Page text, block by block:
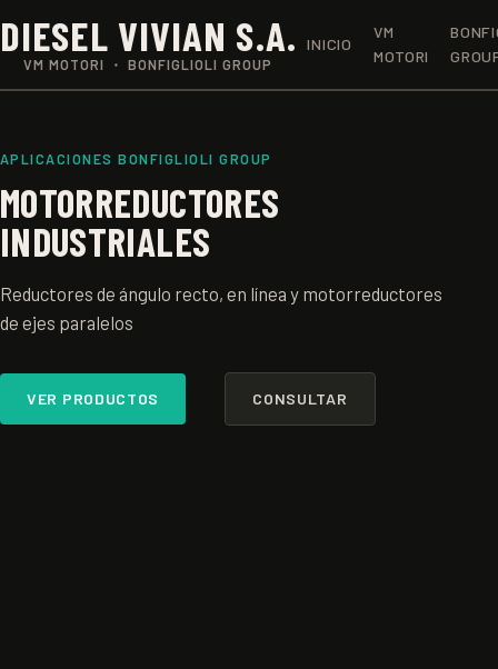
DIESEL VIVIAN S.A.
VM MOTORI ・ BONFIGLIOLI GROUP
INICIO
VM
MOTORI
APLICACIONES BONFIGLIOLI GROUP
MOTORREDUCTORES
INDUSTRIALES
Reductores de ángulo recto, en línea y motorreductores
de ejes paralelos
VER PRODUCTOS CONSULTAR